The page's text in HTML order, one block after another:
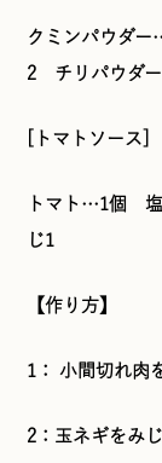
クミンパウダ
2 チリパウダ
[トマトソース]
トマト…1個
じ1
【作り方】
1： 小間切れ肉
2：玉ネギをみ